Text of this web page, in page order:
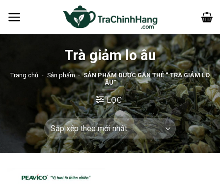
qua
Trà giảm lo âu
Trang chủ - Sản phẩm - SẢN PHẨM ĐƯỢC GẮN THẺ “ TRÀ GIẢM LO
ÂU”
LỌC